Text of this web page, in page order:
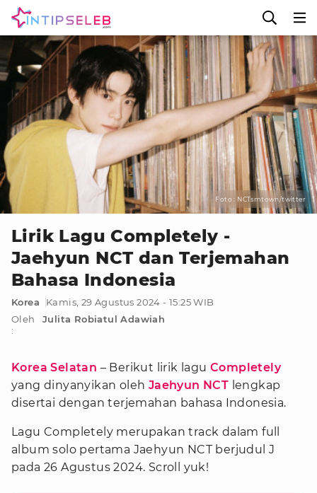
Foto : NCTsmtown/twitter
Lirik Lagu Completely -
Jaehyun NCT dan Terjemahan
Bahasa Indonesia
Korea
Kamis, 29 Agustus 2024 - 15:25 WIB
Oleh
:
Julita Robiatul Adawiah
Korea Selatan – Berikut lirik laguCompletely
yang dinyanyikan oleh Jaehyun NCT lengkap
disertai dengan terjemahan bahasa Indonesia.
Lagu Completely merupakan track dalam full
album solo pertama Jaehyun NCT berjudul J
pada 26 Agustus 2024. Scroll yuk!